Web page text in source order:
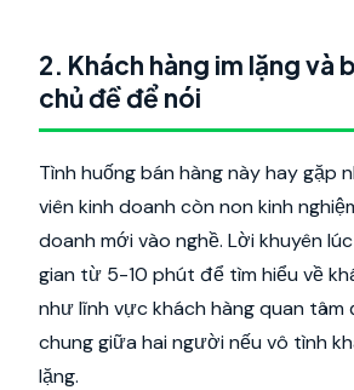
2. Khách hàng im lặng và
chủ đề để nói
Tình huống bán hàng này hay gặp
viên kinh doanh còn non kinh
doanh mới vào nghề. Lời khuyên
gian từ 5-10 phút để tìm hiểu về
như lĩnh vực khách hàng quan tâm
chung giữa hai người nếu vô tình
lặng.